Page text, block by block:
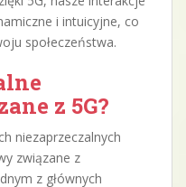
i intuicyjne, co
społeczeństwa.
z 5G?
niezaprzeczalnych
związane z
z głównych